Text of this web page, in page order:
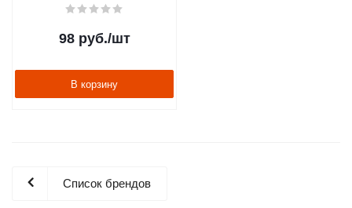
98руб./шт
В корзину
Список брендов